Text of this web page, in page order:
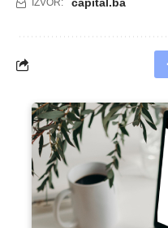
IZVOR: capital.ba